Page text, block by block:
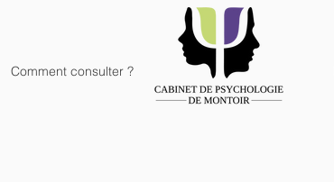
Comment consulter ?